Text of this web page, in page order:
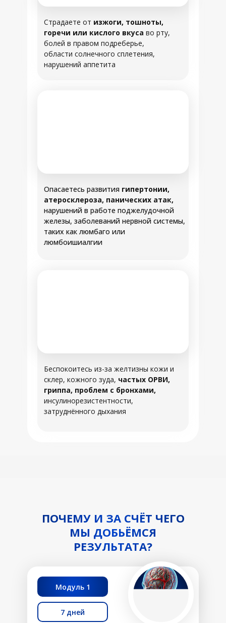
Страдаете от изжоги, тошноты,
горечи или кислого вкуса во рту,
болей в правом подреберье,
области солнечного сплетения,
нарушений аппетита
Опасаетесь развития гипертонии,
атеросклероза, панических атак,
нарушений в работе поджелудочной
железы, заболеваний нервной системы,
таких как люмбаго или
люмбоишиалгии
Беспокоитесь из-за желтизны кожи и
склер, кожного зуда, частых ОРВИ,
гриппа, проблем с бронхами,
инсулинорезистентности,
затруднённого дыхания
ПОЧЕМУ И ЗА СЧЁТ ЧЕГО
МЫ ДОБЬЁМСЯ
РЕЗУЛЬТАТА?
Модуль 1
7 дней